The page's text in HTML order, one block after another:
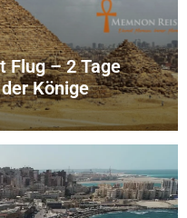
Flug – 2 Tage
Könige